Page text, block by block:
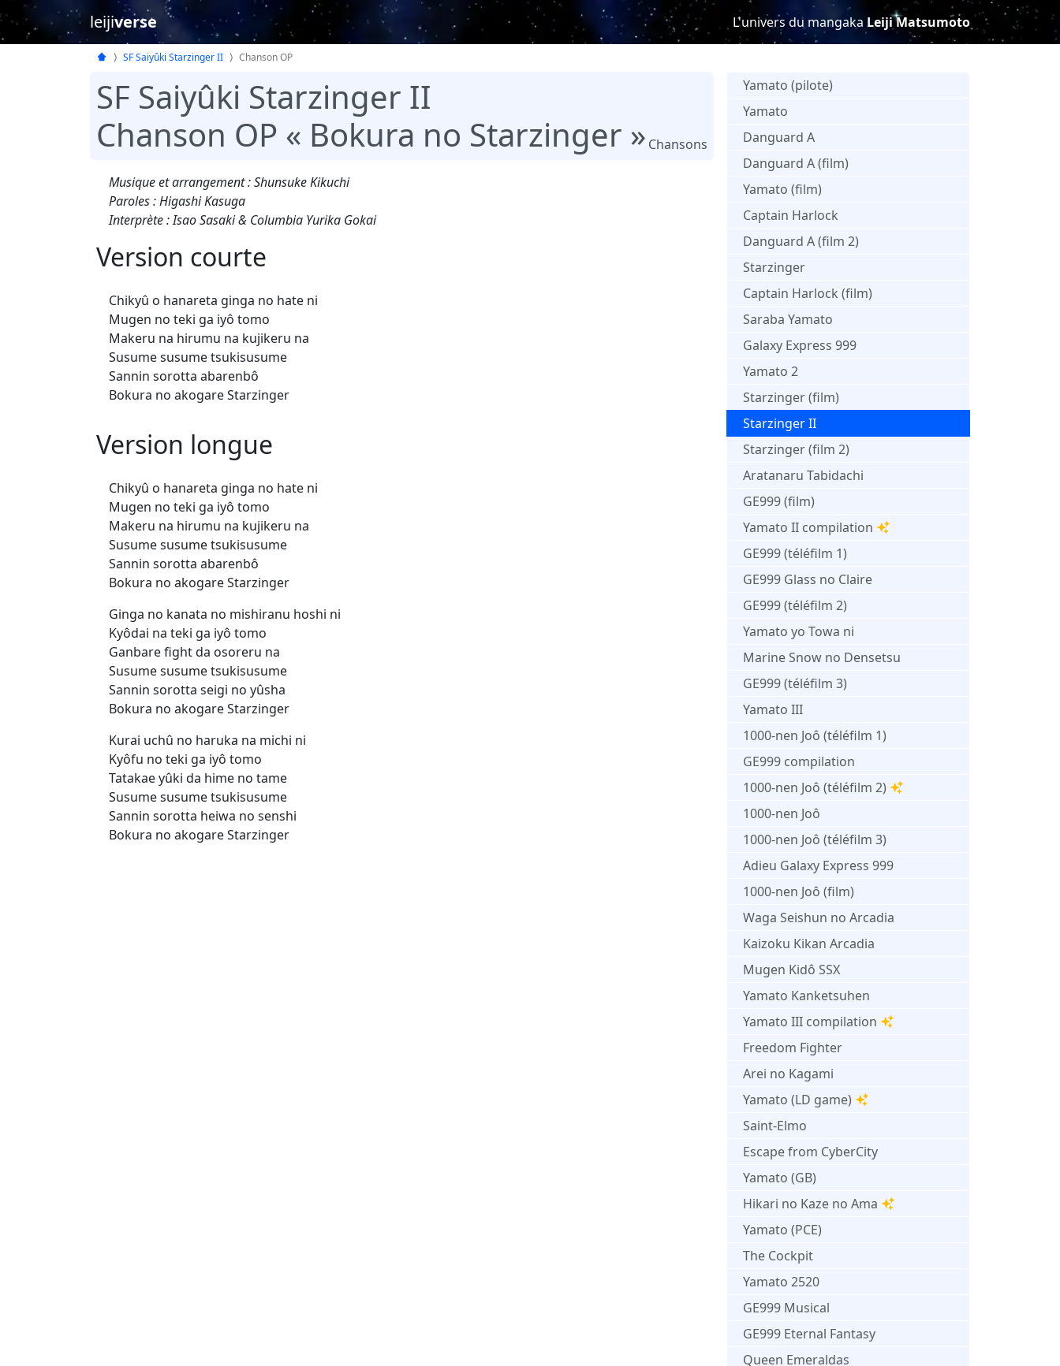
leijiverse L'univers du mangakaLeiji Matsumoto
SF Saiyûki Starzinger II Chanson OP
SF Saiyûki Starzinger II
Chanson OP « Bokura no Starzinger » Chansons
Musique et arrangement : Shunsuke Kikuchi
Paroles : Higashi Kasuga
Interprète : Isao Sasaki & Columbia Yurika Gokai
Version courte
Chikyû o hanareta ginga no hate ni
Mugen no teki ga iyô tomo
Makeru na hirumu na kujikeru na
Susume susume tsukisusume
Sannin sorotta abarenbô
Bokura no akogare Starzinger
Version longue
Chikyû o hanareta ginga no hate ni
Mugen no teki ga iyô tomo
Makeru na hirumu na kujikeru na
Susume susume tsukisusume
Sannin sorotta abarenbô
Bokura no akogare Starzinger
Ginga no kanata no mishiranu hoshi ni
Kyôdai na teki ga iyô tomo
Ganbare fight da osoreru na
Susume susume tsukisusume
Sannin sorotta seigi no yûsha
Bokura no akogare Starzinger
Kurai uchû no haruka na michi ni
Kyôfu no teki ga iyô tomo
Tatakae yûki da hime no tame
Susume susume tsukisusume
Sannin sorotta heiwa no senshi
Bokura no akogare Starzinger
Yamato (pilote)
Yamato
Danguard A
Danguard A (film)
Yamato (film)
Captain Harlock
Danguard A (film 2)
Starzinger
Captain Harlock (film)
Saraba Yamato
Galaxy Express 999
Yamato 2
Starzinger (film)
Starzinger II
Starzinger (film 2)
Aratanaru Tabidachi
GE999 (film)
Yamato II compilation
GE999 (téléfilm 1)
GE999 Glass no Claire
GE999 (téléfilm 2)
Yamato yo Towa ni
Marine Snow no Densetsu
GE999 (téléfilm 3)
Yamato III
1000-nen Joô (téléfilm 1)
GE999 compilation
1000-nen Joô (téléfilm 2)
1000-nen Joô
1000-nen Joô (téléfilm 3)
Adieu Galaxy Express 999
1000-nen Joô (film)
Waga Seishun no Arcadia
Kaizoku Kikan Arcadia
Mugen Kidô SSX
Yamato Kanketsuhen
Yamato III compilation
Freedom Fighter
Arei no Kagami
Yamato (LD game)
Saint-Elmo
Escape from CyberCity
Yamato (GB)
Hikari no Kaze no Ama
Yamato (PCE)
The Cockpit
Yamato 2520
GE999 Musical
GE999 Eternal Fantasy
Queen Emeraldas